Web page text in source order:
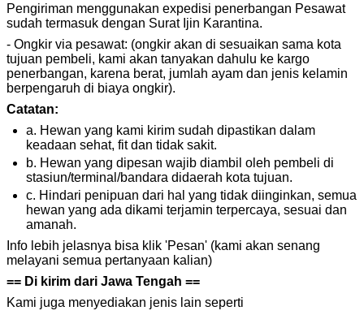
Pengiriman menggunakan expedisi penerbangan Pesawat
sudah termasuk dengan Surat Ijin Karantina.
- Ongkir via pesawat: (ongkir akan di sesuaikan sama kota
tujuan pembeli, kami akan tanyakan dahulu ke kargo
penerbangan, karena berat, jumlah ayam dan jenis kelamin
berpengaruh di biaya ongkir).
Catatan:
a. Hewan yang kami kirim sudah dipastikan dalam
keadaan sehat, fit dan tidak sakit.
b. Hewan yang dipesan wajib diambil oleh pembeli di
stasiun/terminal/bandara didaerah kota tujuan.
c. Hindari penipuan dari hal yang tidak diinginkan, semua
hewan yang ada dikami terjamin terpercaya, sesuai dan
amanah.
Info lebih jelasnya bisa klik 'Pesan' (kami akan senang
melayani semua pertanyaan kalian)
== Di kirim dari Jawa Tengah ==
Kami juga menyediakan jenis lain seperti